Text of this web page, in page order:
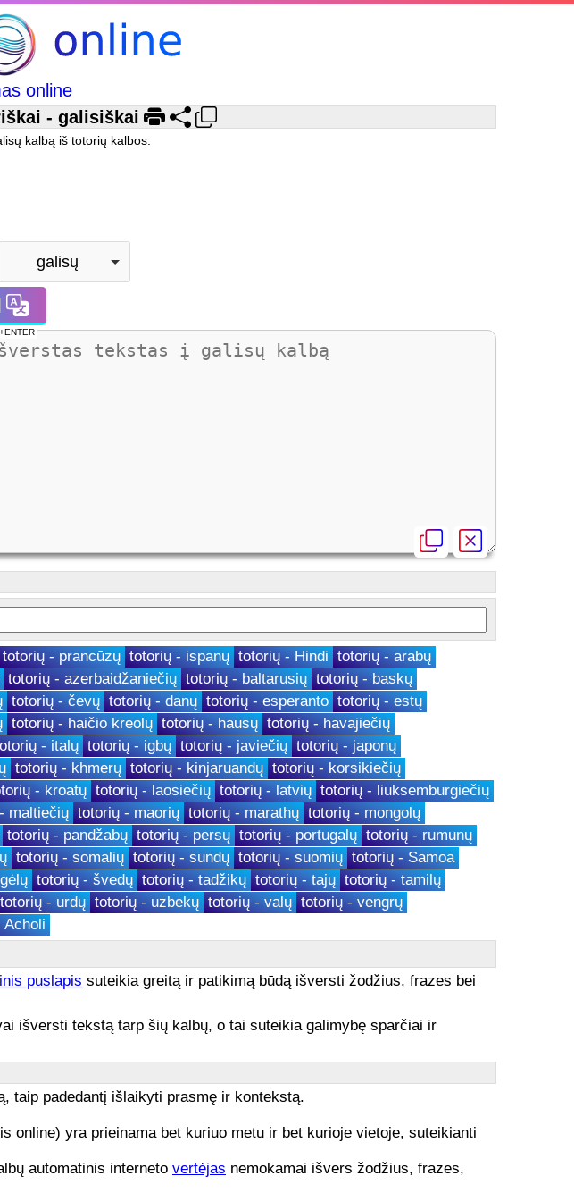
online
- galisiškai
kalbą iš totorių kalbos.
galisų
totorių - prancūzų totorių - ispanų totorių - Hindi totorių - arabų
totorių - azerbaidžaniečių totorių - baltarusių totorių - baskų
totorių - čevų totorių - danų totorių - esperanto totorių - estų
totorių - haičio kreolų totorių - hausų totorių - havajiečių
- italų totorių - igbų totorių - javiečių totorių - japonų
totorių - khmerų totorių - kinjaruandų totorių - korsikiečių
- kroatų totorių - laosiečių totorių - latvių totorių - liuksemburgiečių
maltiečių totorių - maorių totorių - marathų totorių - mongolų
totorių - pandžabų totorių - persų totorių - portugalų totorių - rumunų
totorių - somalių totorių - sundų totorių - suomių totorių - Samoa
totorių - švedų totorių - tadžikų totorių - tajų totorių - tamilų
totorių - urdų totorių - uzbekų totorių - valų totorių - vengrų
Acholi
puslapis suteikia greitą ir patikimą būdą išversti žodžius, frazes bei
išversti tekstą tarp šių kalbų, o tai suteikia galimybę sparčiai ir
taip padedantį išlaikyti prasmę ir kontekstą.
online) yra prieinama bet kuriuo metu ir bet kurioje vietoje, suteikianti
automatinis interneto vertėjas nemokamai išvers žodžius, frazes,